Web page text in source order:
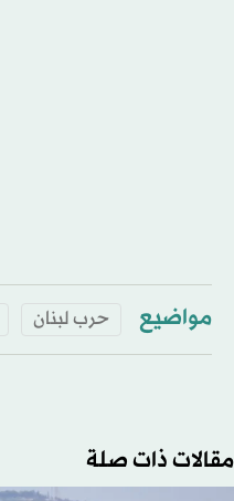
مواضيع حرب لبنان
مقالات ذات صلة